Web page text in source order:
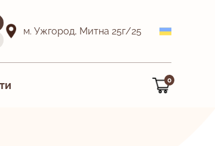
м. Ужгород, Митна 25г/25
0